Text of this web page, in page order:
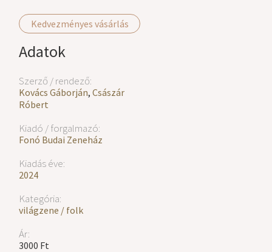
Kedvezményes vásárlás
Adatok
Szerző / rendező:
Kovács Gáborján,Császár
Róbert
Kiadó / forgalmazó:
Fonó Budai Zeneház
Kiadás éve:
2024
Kategória:
világzene / folk
Ár:
3000 Ft